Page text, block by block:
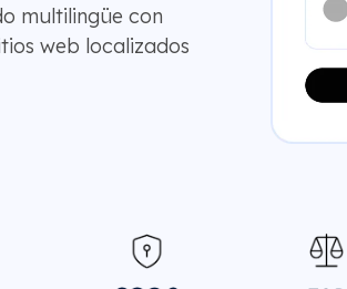
multilingüe con
web localizados